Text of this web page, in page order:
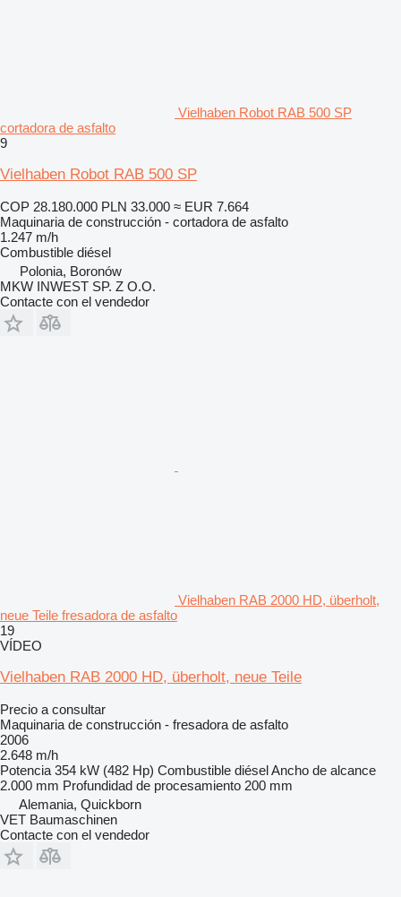
Vielhaben Robot RAB 500 SP
cortadora de asfalto
9
Vielhaben Robot RAB 500 SP
COP 28.180.000 PLN 33.000 ≈ EUR 7.664
Maquinaria de construcción - cortadora de asfalto
1.247 m/h
Combustible diésel
Polonia, Boronów
MKW INWEST SP. Z O.O.
Contacte con el vendedor
Vielhaben RAB 2000 HD, überholt,
neue Teile fresadora de asfalto
19
VÍDEO
Vielhaben RAB 2000 HD, überholt, neue Teile
Precio a consultar
Maquinaria de construcción - fresadora de asfalto
2006
2.648 m/h
Potencia 354 kW (482 Hp) Combustible diéselAncho de alcance
2.000 mm Profundidad de procesamiento 200 mm
Alemania, Quickborn
VET Baumaschinen
Contacte con el vendedor